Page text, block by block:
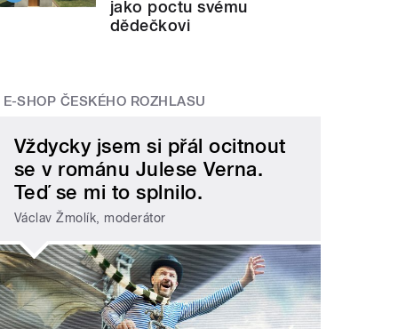
jako poctu svému
dědečkovi
E-SHOP ČESKÉHO ROZHLASU
Vždycky jsem si přál ocitnout
se v románu Julese Verna.
Teď se mi to splnilo.
Václav Žmolík, moderátor